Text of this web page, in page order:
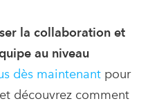
la collaboration et
au niveau
dès maintenant pour
découvrez comment